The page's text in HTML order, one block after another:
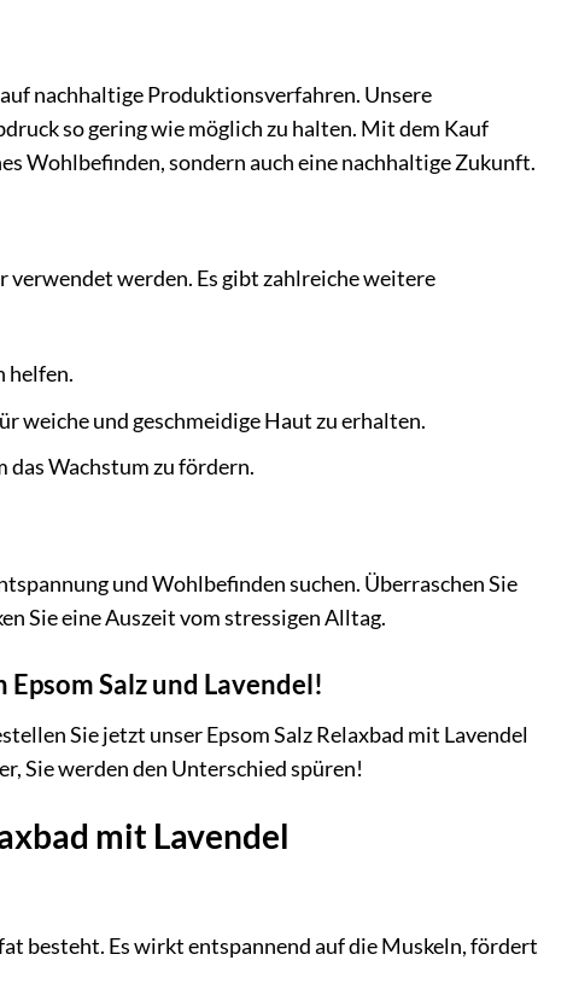
nachhaltige Produktionsverfahren. Unsere
so gering wie möglich zu halten. Mit dem Kauf
Wohlbefinden, sondern auch eine nachhaltige Zukunft.
werden. Es gibt zahlreiche weitere
helfen.
weiche und geschmeidige Haut zu erhalten.
das Wachstum zu fördern.
und Wohlbefinden suchen. Überraschen Sie
Sie eine Auszeit vom stressigen Alltag.
Salz und Lavendel!
Sie jetzt unser Epsom Salz Relaxbad mit Lavendel
Sie werden den Unterschied spüren!
mit Lavendel
besteht. Es wirkt entspannend auf die Muskeln, fördert